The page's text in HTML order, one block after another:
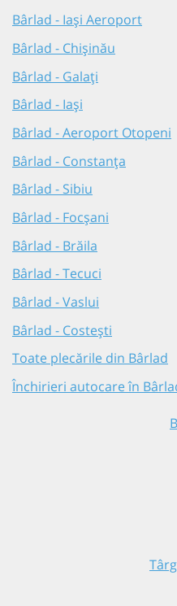
Bârlad - Iași Aeroport
Bârlad - Chișinău
Bârlad - Galați
Bârlad - Iași
Bârlad - Aeroport Otopeni
Bârlad - Constanța
Bârlad - Sibiu
Bârlad - Focșani
Bârlad - Brăila
Bârlad - Tecuci
Bârlad - Vaslui
Bârlad - Costești
Toate plecările din Bârlad
Închirieri autocare în